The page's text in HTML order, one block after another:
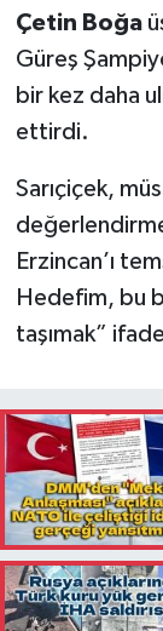
Çetin Boğa
Güreş
bir kez daha
ettirdi.
Sarıçiçek,
Erzincan’ı
Hedefim, bu
taşımak”